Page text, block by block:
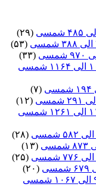
(۲۹)
(۵۳)
(۳۳)
(۷)
(۱۲)
(۲۸)
(۱۳)
(۲۵)
(۲۰)